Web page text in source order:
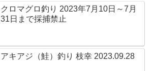
クロマグロ釣り 2023年7月10日～7月
31日まで採捕禁止
アキアジ（鮭）釣り 枝幸 2023.09.28